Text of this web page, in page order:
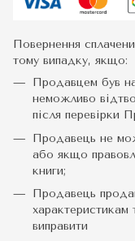
Повернення
тому випадку, якщо:
Продавцем був
неможливо
після перевірки
Продавець не
або якщо
книги;
Продавець
характеристикам
виправити